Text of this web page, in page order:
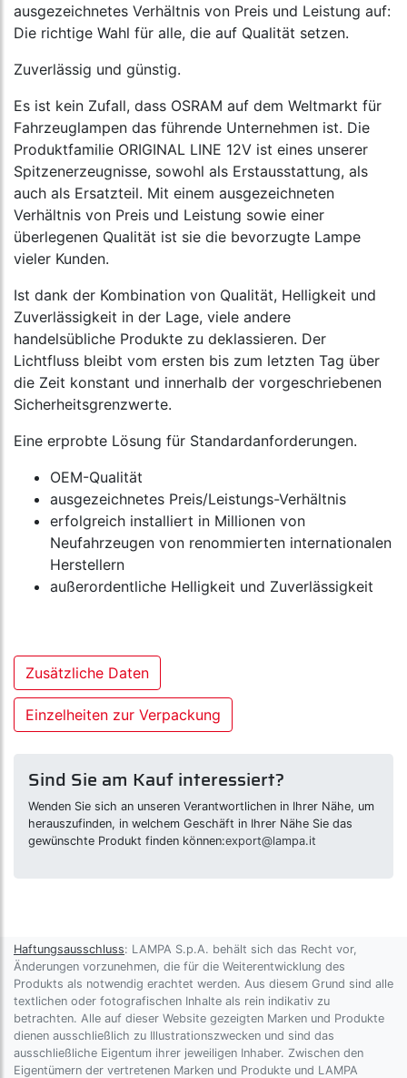
ausgezeichnetes Verhältnis von Preis und Leistung auf:
Die richtige Wahl für alle, die auf Qualität setzen.
Zuverlässig und günstig.
Es ist kein Zufall, dass OSRAM auf dem Weltmarkt für
Fahrzeuglampen das führende Unternehmen ist. Die
Produktfamilie ORIGINAL LINE 12V ist eines unserer
Spitzenerzeugnisse, sowohl als Erstausstattung, als
auch als Ersatzteil. Mit einem ausgezeichneten
Verhältnis von Preis und Leistung sowie einer
überlegenen Qualität ist sie die bevorzugte Lampe
vieler Kunden.
Ist dank der Kombination von Qualität, Helligkeit und
Zuverlässigkeit in der Lage, viele andere
handelsübliche Produkte zu deklassieren. Der
Lichtfluss bleibt vom ersten bis zum letzten Tag über
die Zeit konstant und innerhalb der vorgeschriebenen
Sicherheitsgrenzwerte.
Eine erprobte Lösung für Standardanforderungen.
OEM-Qualität
ausgezeichnetes Preis/Leistungs-Verhältnis
erfolgreich installiert in Millionen von
Neufahrzeugen von renommierten internationalen
Herstellern
außerordentliche Helligkeit und Zuverlässigkeit
Zusätzliche Daten
Einzelheiten zur Verpackung
Sind Sie am Kauf interessiert?
Wenden Sie sich an unseren Verantwortlichen in Ihrer Nähe, um
herauszufinden, in welchem Geschäft in Ihrer Nähe Sie das
gewünschte Produkt finden können:export@lampa.it
Haftungsausschluss: LAMPA S.p.A. behält sich das Recht vor,
Änderungen vorzunehmen, die für die Weiterentwicklung des
Produkts als notwendig erachtet werden. Aus diesem Grund sind alle
textlichen oder fotografischen Inhalte als rein indikativ zu
betrachten. Alle auf dieser Website gezeigten Marken und Produkte
dienen ausschließlich zu Illustrationszwecken und sind das
ausschließliche Eigentum ihrer jeweiligen Inhaber. Zwischen den
Eigentümern der vertretenen Marken und Produkte und LAMPA